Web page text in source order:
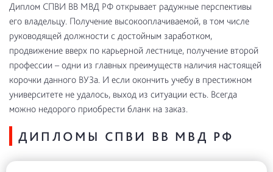
Диплом СПВИ ВВ МВД РФ открывает радужные перспективы
его владельцу. Получение высокооплачиваемой, в том числе
руководящей должности с достойным заработком,
продвижение вверх по карьерной лестнице, получение второй
профессии – одни из главных преимуществ наличия настоящей
корочки данного ВУЗа. И если окончить учебу в престижном
университете не удалось, выход из ситуации есть. Всегда
можно недорого приобрести бланк на заказ.
ДИПЛОМЫ СПВИ ВВ МВД РФ